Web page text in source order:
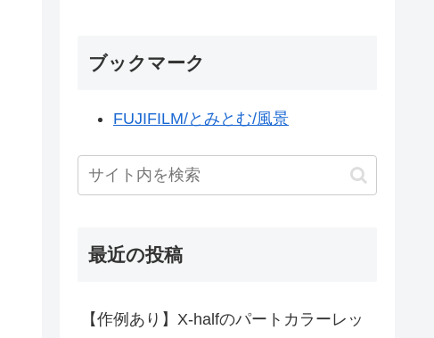
ブックマーク
FUJIFILM/とみとむ/風景
最近の投稿
【作例あり】X-halfのパートカラーレッ